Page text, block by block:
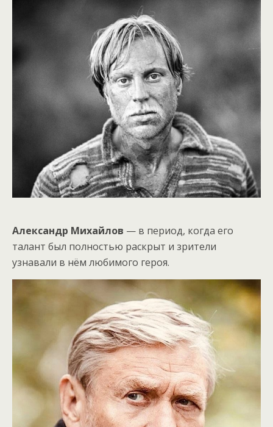
Александр Михайлов — в период, когда его
талант был полностью раскрыт и зрители
узнавали в нём любимого героя.